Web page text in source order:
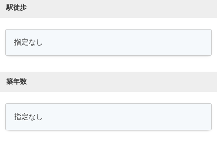
駅徒歩
築年数